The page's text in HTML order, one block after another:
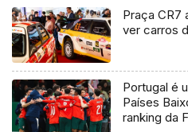
Praça CR7
ver carros
Portugal é
Países
ranking da